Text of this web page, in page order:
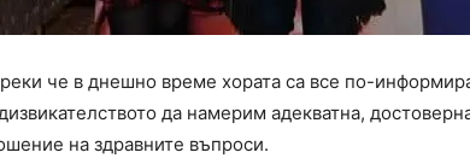
че в днешно време хората са все по-
да намерим адекватна,
на здравните въпроси.